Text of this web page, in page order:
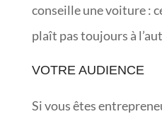
conseille une voiture :
plaît pas toujours à
VOTRE AUDIENCE
Si vous êtes